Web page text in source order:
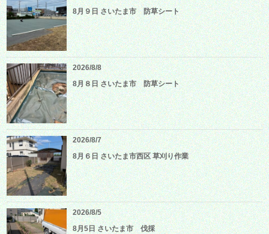
8月９日 さいたま市 防草シート
2026/8/8
8月８日 さいたま市 防草シート
2026/8/7
8月６日 さいたま市西区 草刈り作業
2026/8/5
8月5日 さいたま市 伐採